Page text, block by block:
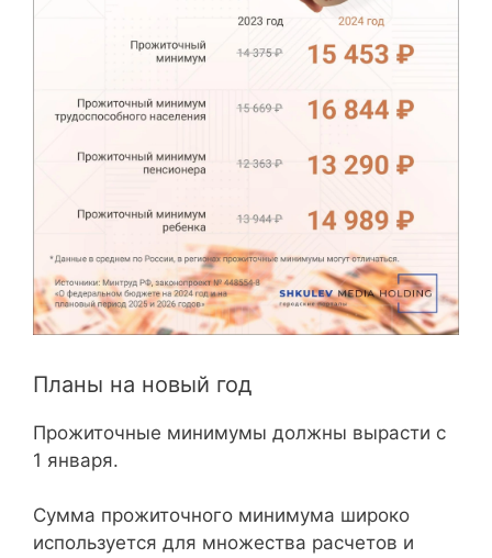
Планы на новый год
Прожиточные минимумы должны вырасти с
1 января.
Сумма прожиточного минимума широко
используется для множества расчетов и